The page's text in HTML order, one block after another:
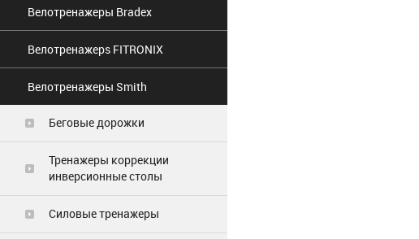
Велотренажеры Bradex
Велотренажерs FITRONIX
Велотренажеры Smith
Беговые дорожки
Тренажеры коррекции
инверсионные столы
Силовые тренажеры